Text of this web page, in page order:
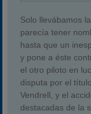
Solo llevábamos
parecía tener
hasta que un
y pone a éste
el otro piloto en
disputa por el
Vendrell, y el
destacadas de la